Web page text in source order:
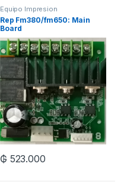
Equipo Impresion
Rep Fm380/fm650: Main
Board
₲ 523.000